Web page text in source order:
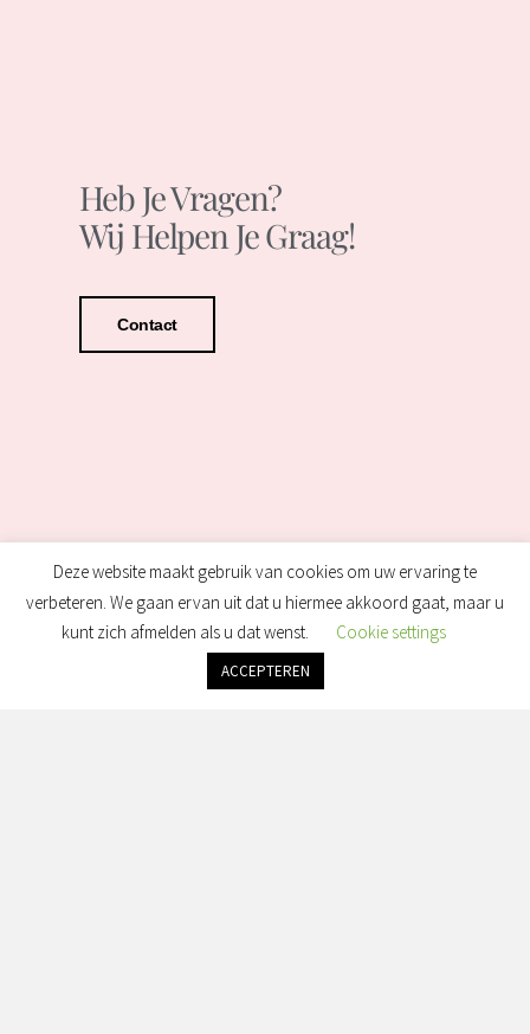
Heb Je Vragen?
Wij Helpen Je Graag!
Contact
Deze website maakt gebruik van cookies om uw ervaring te
verbeteren. We gaan ervan uit dat u hiermee akkoord gaat, maar u
kunt zich afmelden als u dat wenst.
Cookie settings
ACCEPTEREN